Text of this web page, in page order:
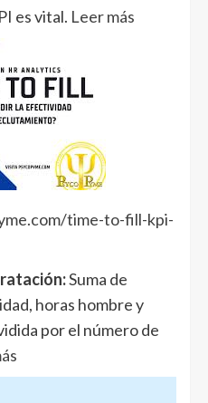
es vital. Leer más
time-to-fill-kpi-
Suma de
horas hombre y
por el número de